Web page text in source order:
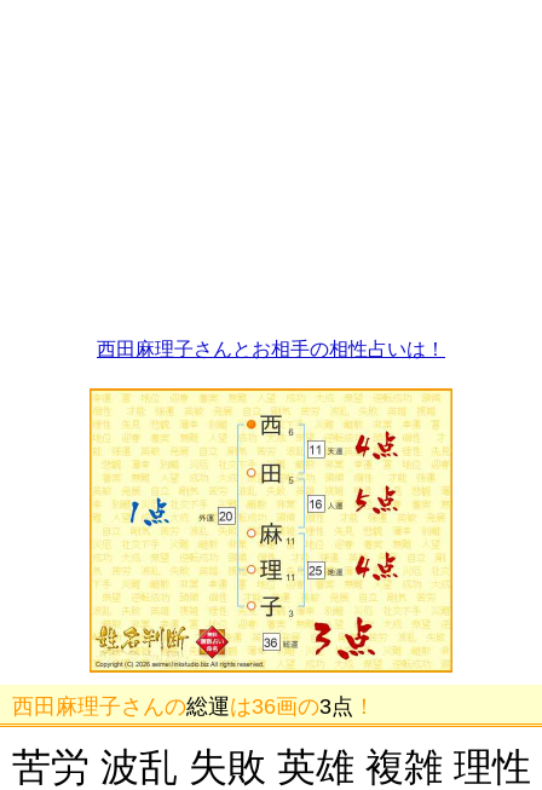
西田麻理子さんとお相手の相性占いは！
西田麻理子さんの総運は36画の3点 ！
苦労 波乱 失敗 英雄 複雑 理性